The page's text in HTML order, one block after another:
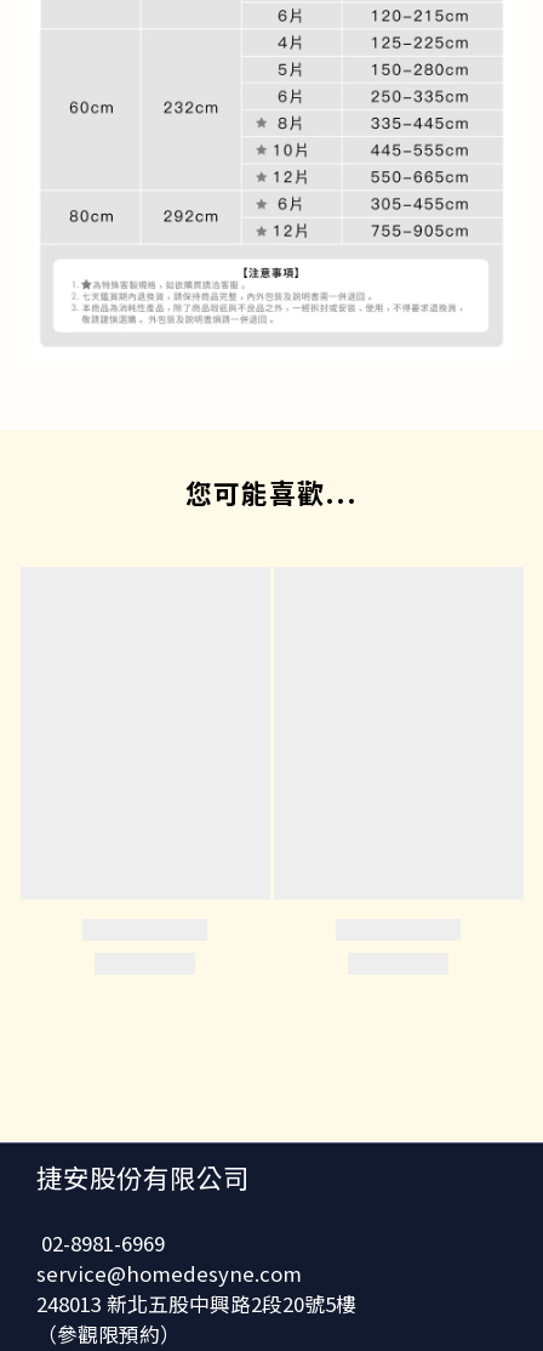
您可能喜歡...
捷安股份有限公司
02-8981-6969
service@homedesyne.com
248013 新北五股中興路2段20號5樓
（參觀限預約）